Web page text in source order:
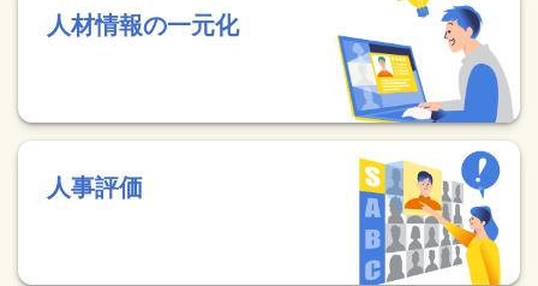
人材情報の一元化
人事評価